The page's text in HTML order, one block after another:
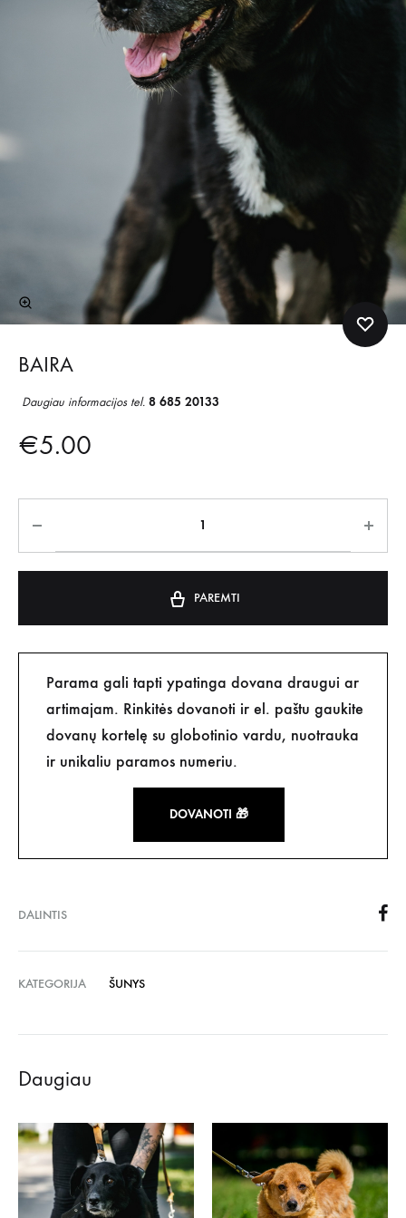
BAIRA
Daugiau informacijos tel. 8 685 20133
€5.00
PAREMTI
Parama gali tapti ypatinga dovana draugui ar
artimajam. Rinkitės dovanoti ir el. paštu gaukite
dovanų kortelę su globotinio vardu, nuotrauka
ir unikaliu paramos numeriu.
DOVANOTI 🎁
DALINTIS
KATEGORIJA ŠUNYS
Daugiau